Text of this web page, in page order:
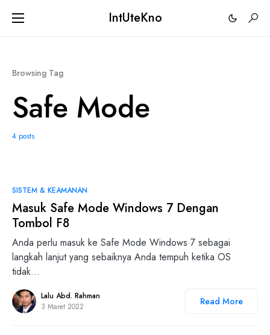
IntUteKno
Browsing Tag
Safe Mode
4 posts
SISTEM & KEAMANAN
Masuk Safe Mode Windows 7 Dengan
Tombol F8
Anda perlu masuk ke Safe Mode Windows 7 sebagai
langkah lanjut yang sebaiknya Anda tempuh ketika OS
tidak…
Lalu Abd. Rahman
3 Maret 2022
Read More